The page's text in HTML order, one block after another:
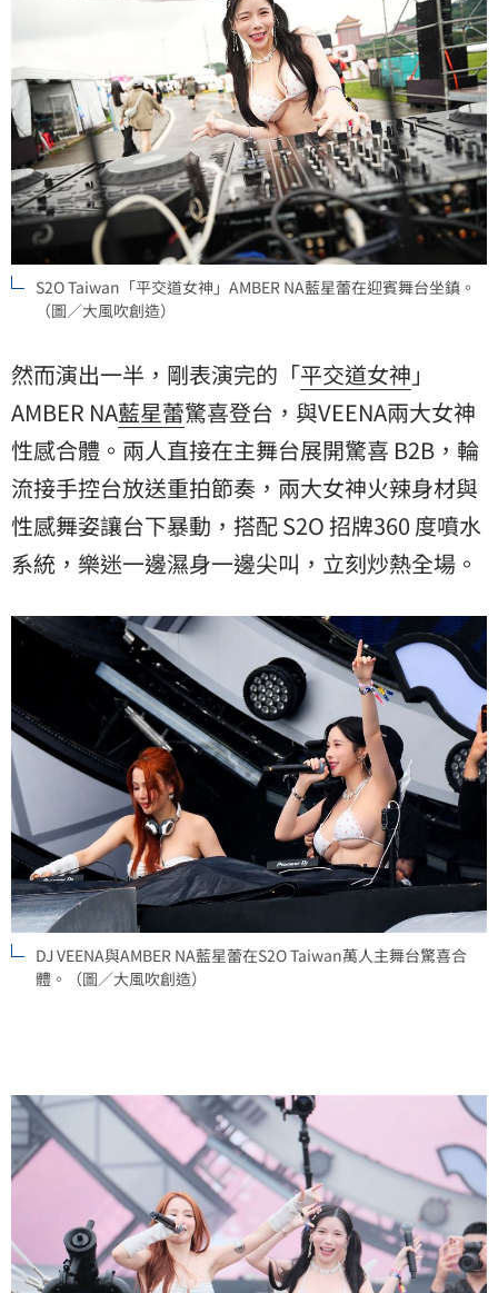
S2O Taiwan「平交道女神」AMBER NA藍星蕾在迎賓舞台坐鎮。
（圖／大風吹創造）
然而演出一半，剛表演完的「平交道女神 」
AMBER NA藍星蕾驚喜登台，與VEENA兩大女神
性感合體。兩人直接在主舞台展開驚喜 B2B，輪
流接手控台放送重拍節奏，兩大女神火辣身材與
性感舞姿讓台下暴動，搭配 S2O 招牌360 度噴水
系統，樂迷一邊濕身一邊尖叫，立刻炒熱全場。
DJ VEENA與AMBER NA藍星蕾在S2O Taiwan萬人主舞台驚喜合
體。（圖／大風吹創造）